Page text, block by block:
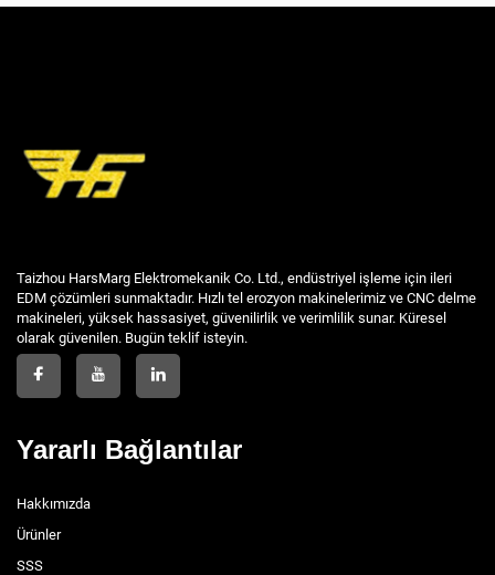
Taizhou HarsMarg Elektromekanik Co. Ltd., endüstriyel işleme için ileri
EDM çözümleri sunmaktadır. Hızlı tel erozyon makinelerimiz ve CNC delme
makineleri, yüksek hassasiyet, güvenilirlik ve verimlilik sunar. Küresel
olarak güvenilen. Bugün teklif isteyin.
Yararlı Bağlantılar
Hakkımızda
Ürünler
SSS